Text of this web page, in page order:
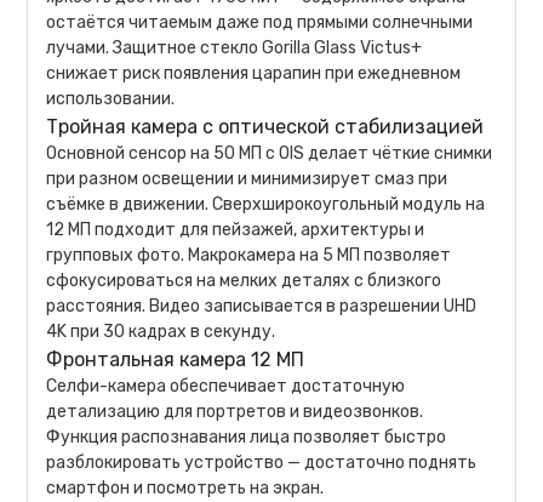
остаётся читаемым даже под прямыми солнечными
лучами. Защитное стекло Gorilla Glass Victus+
снижает риск появления царапин при ежедневном
использовании.
Тройная камера с оптической стабилизацией
Основной сенсор на 50 МП с OIS делает чёткие снимки
при разном освещении и минимизирует смаз при
съёмке в движении. Сверхширокоугольный модуль на
12 МП подходит для пейзажей, архитектуры и
групповых фото. Макрокамера на 5 МП позволяет
сфокусироваться на мелких деталях с близкого
расстояния. Видео записывается в разрешении UHD
4K при 30 кадрах в секунду.
Фронтальная камера 12 МП
Селфи-камера обеспечивает достаточную
детализацию для портретов и видеозвонков.
Функция распознавания лица позволяет быстро
разблокировать устройство — достаточно поднять
смартфон и посмотреть на экран.